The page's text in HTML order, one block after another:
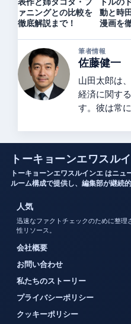
ァニングとの比較を
徹底解説まで！
動と時
漫画を
筆者情報
佐藤健一
山田太郎は
経済に関す
す。彼は常
トーキョーンエワスル
トーキョーンエワスルインエ はニ
ルーム構成で提供し、編集部が継続
人気
迅速なファクトチェックのために整
性リソース。
会社概要
お問い合わせ
私たちのストーリー
プライバシーポリシー
クッキーポリシー